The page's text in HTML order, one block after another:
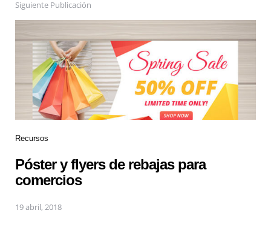
Siguiente Publicación
Recursos
Póster y flyers de rebajas para
comercios
19 abril, 2018